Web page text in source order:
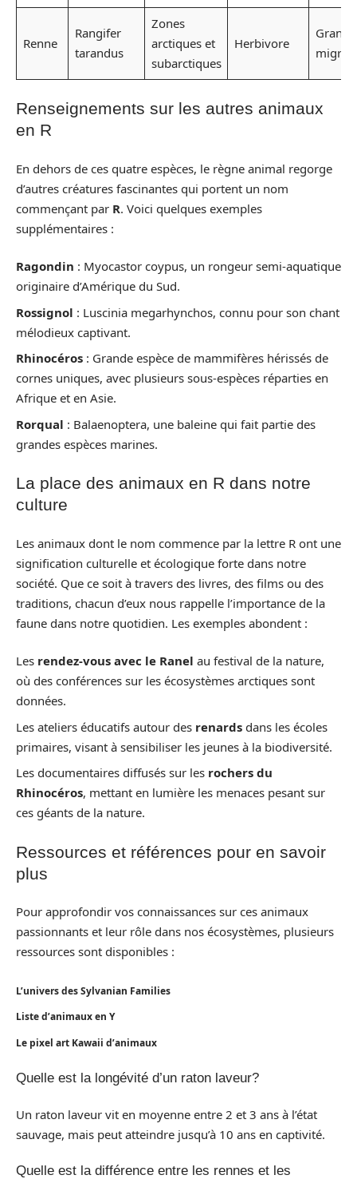
Renne
Rangifer
tarandus
Zones
arctiques et
subarctiques
Herbivore
Renseignements sur les autres animaux
en R
En dehors de ces quatre espèces, le règne animal regorge
d’autres créatures fascinantes qui portent un nom
commençant par R. Voici quelques exemples
supplémentaires :
Ragondin : Myocastor coypus, un rongeur semi-aquatique
originaire d’Amérique du Sud.
Rossignol : Luscinia megarhynchos, connu pour son chant
mélodieux captivant.
Rhinocéros : Grande espèce de mammifères hérissés de
cornes uniques, avec plusieurs sous-espèces réparties en
Afrique et en Asie.
Rorqual : Balaenoptera, une baleine qui fait partie des
grandes espèces marines.
La place des animaux en R dans notre
culture
Les animaux dont le nom commence par la lettre R ont une
signification culturelle et écologique forte dans notre
société. Que ce soit à travers des livres, des films ou des
traditions, chacun d’eux nous rappelle l’importance de la
faune dans notre quotidien. Les exemples abondent :
Les rendez-vous avec le Ranel au festival de la nature,
où des conférences sur les écosystèmes arctiques sont
données.
Les ateliers éducatifs autour des renards dans les écoles
primaires, visant à sensibiliser les jeunes à la biodiversité.
Les documentaires diffusés sur les rochers du
Rhinocéros, mettant en lumière les menaces pesant sur
ces géants de la nature.
Ressources et références pour en savoir
plus
Pour approfondir vos connaissances sur ces animaux
passionnants et leur rôle dans nos écosystèmes, plusieurs
ressources sont disponibles :
L’univers des Sylvanian Families
Liste d’animaux en Y
Le pixel art Kawaii d’animaux
Quelle est la longévité d’un raton laveur?
Un raton laveur vit en moyenne entre 2 et 3 ans à l’état
sauvage, mais peut atteindre jusqu’à 10 ans en captivité.
Quelle est la différence entre les rennes et les